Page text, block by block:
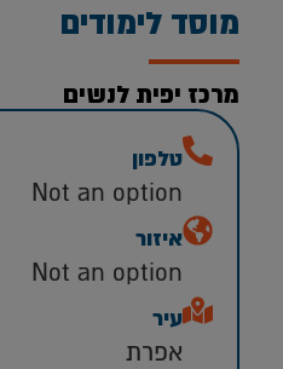
מוסד לימודים
מרכז יפית לנשים
טלפון
Not an option
איזור
Not an option
עיר
אפרת